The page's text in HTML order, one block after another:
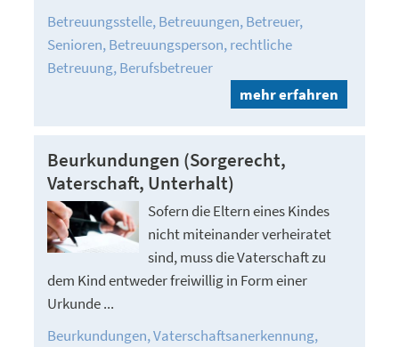
Betreuungsstelle Betreuungen Betreuer
Senioren Betreuungsperson rechtliche
Betreuung Berufsbetreuer
mehr erfahren
Beurkundungen (Sorgerecht,
Vaterschaft, Unterhalt)
Sofern die Eltern eines Kindes
nicht miteinander verheiratet
sind, muss die Vaterschaft zu
dem Kind entweder freiwillig in Form einer
Urkunde ...
Beurkundungen Vaterschaftsanerkennung